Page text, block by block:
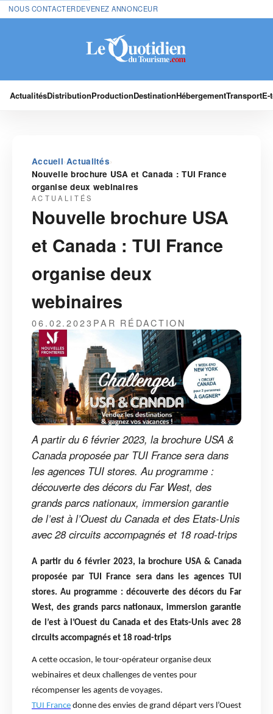
NOUS CONTACTERDEVENEZ ANNONCEUR
ActualitésDistributionProductionDestinationHébergementTransport
Accueil›Actualités›
Nouvelle brochure USA et Canada : TUI France
organise deux webinaires
ACTUALITÉS
Nouvelle brochure USA
et Canada : TUI France
organise deux
webinaires
06.02.2023PAR RÉDACTION
A partir du 6 février 2023, la brochure USA &
Canada proposée par TUI France sera dans
les agences TUI stores. Au programme :
découverte des décors du Far West, des
grands parcs nationaux, immersion garantie
de l’est à l’Ouest du Canada et des Etats-Unis
avec 28 circuits accompagnés et 18 road-trips
A partir du 6 février 2023, la brochure USA & Canada
proposée par TUI France sera dans les agences TUI
stores. Au programme : découverte des décors du Far
West, des grands parcs nationaux, immersion garantie
de l’est à l’Ouest du Canada et des Etats-Unis avec 28
circuits accompagnés et 18 road-trips
A cette occasion, le tour-opérateur organise deux
webinaires et deux challenges de ventes pour
récompenser les agents de voyages.
TUI France donne des envies de grand départ vers l’Ouest